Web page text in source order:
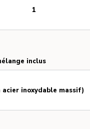
inclus
1
acier inoxydable massif)